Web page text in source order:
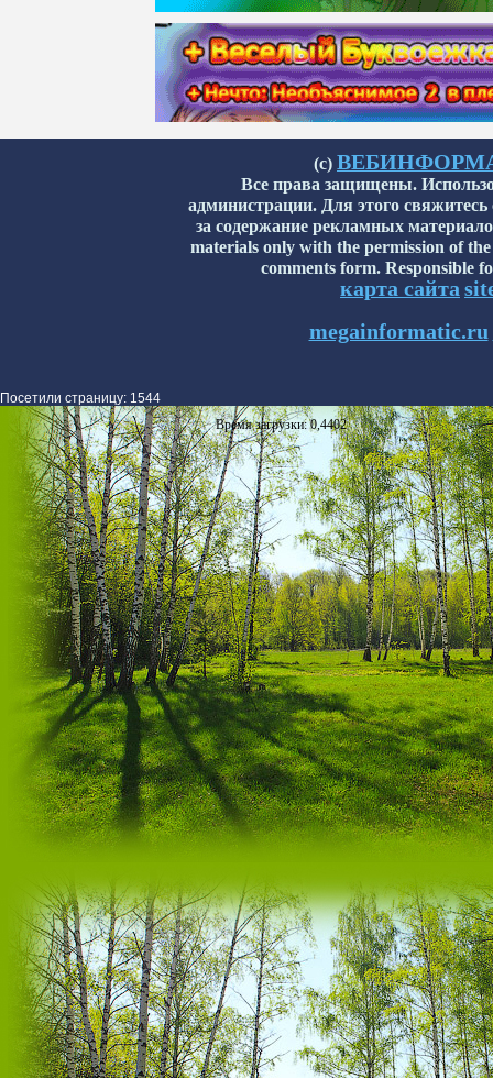
(с)
Все права защищены.
администрации. Для этого
за содержание рекламных
materials only with the permission of
comments form. Responsible
карта сайта
megainformatic.ru
Посетили страницу: 1544
Время загрузки: 0,4402